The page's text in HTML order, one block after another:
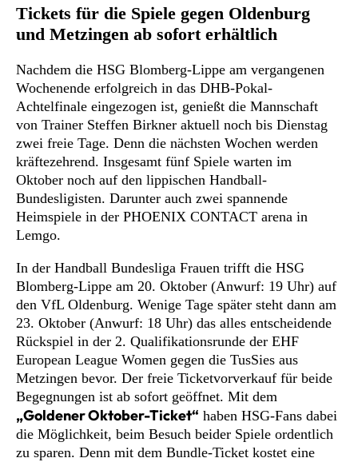
Tickets für die Spiele gegen Oldenburg
und Metzingen ab sofort erhältlich
Nachdem die HSG Blomberg-Lippe am vergangenen
Wochenende erfolgreich in das DHB-Pokal-
Achtelfinale eingezogen ist, genießt die Mannschaft
von Trainer Steffen Birkner aktuell noch bis Dienstag
zwei freie Tage. Denn die nächsten Wochen werden
kräftezehrend. Insgesamt fünf Spiele warten im
Oktober noch auf den lippischen Handball-
Bundesligisten. Darunter auch zwei spannende
Heimspiele in der PHOENIX CONTACT arena in
Lemgo.
In der Handball Bundesliga Frauen trifft die HSG
Blomberg-Lippe am 20. Oktober (Anwurf: 19 Uhr) auf
den VfL Oldenburg. Wenige Tage später steht dann am
23. Oktober (Anwurf: 18 Uhr) das alles entscheidende
Rückspiel in der 2. Qualifikationsrunde der EHF
European League Women gegen die TusSies aus
Metzingen bevor. Der freie Ticketvorverkauf für beide
Begegnungen ist ab sofort geöffnet. Mit dem
„Goldener Oktober-Ticket“ haben HSG-Fans dabei
die Möglichkeit, beim Besuch beider Spiele ordentlich
zu sparen. Denn mit dem Bundle-Ticket kostet eine